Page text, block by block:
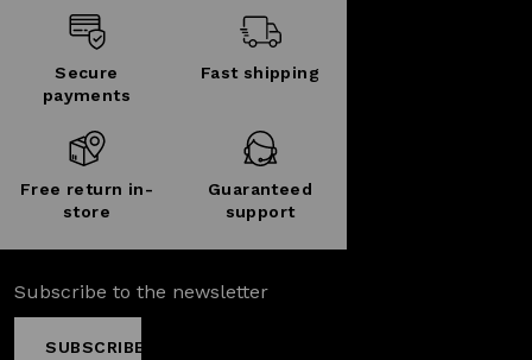
Secure
payments
Fast shipping
Free return in-
store
Guaranteed
support
Subscribe to the newsletter
SUBSCRIBE